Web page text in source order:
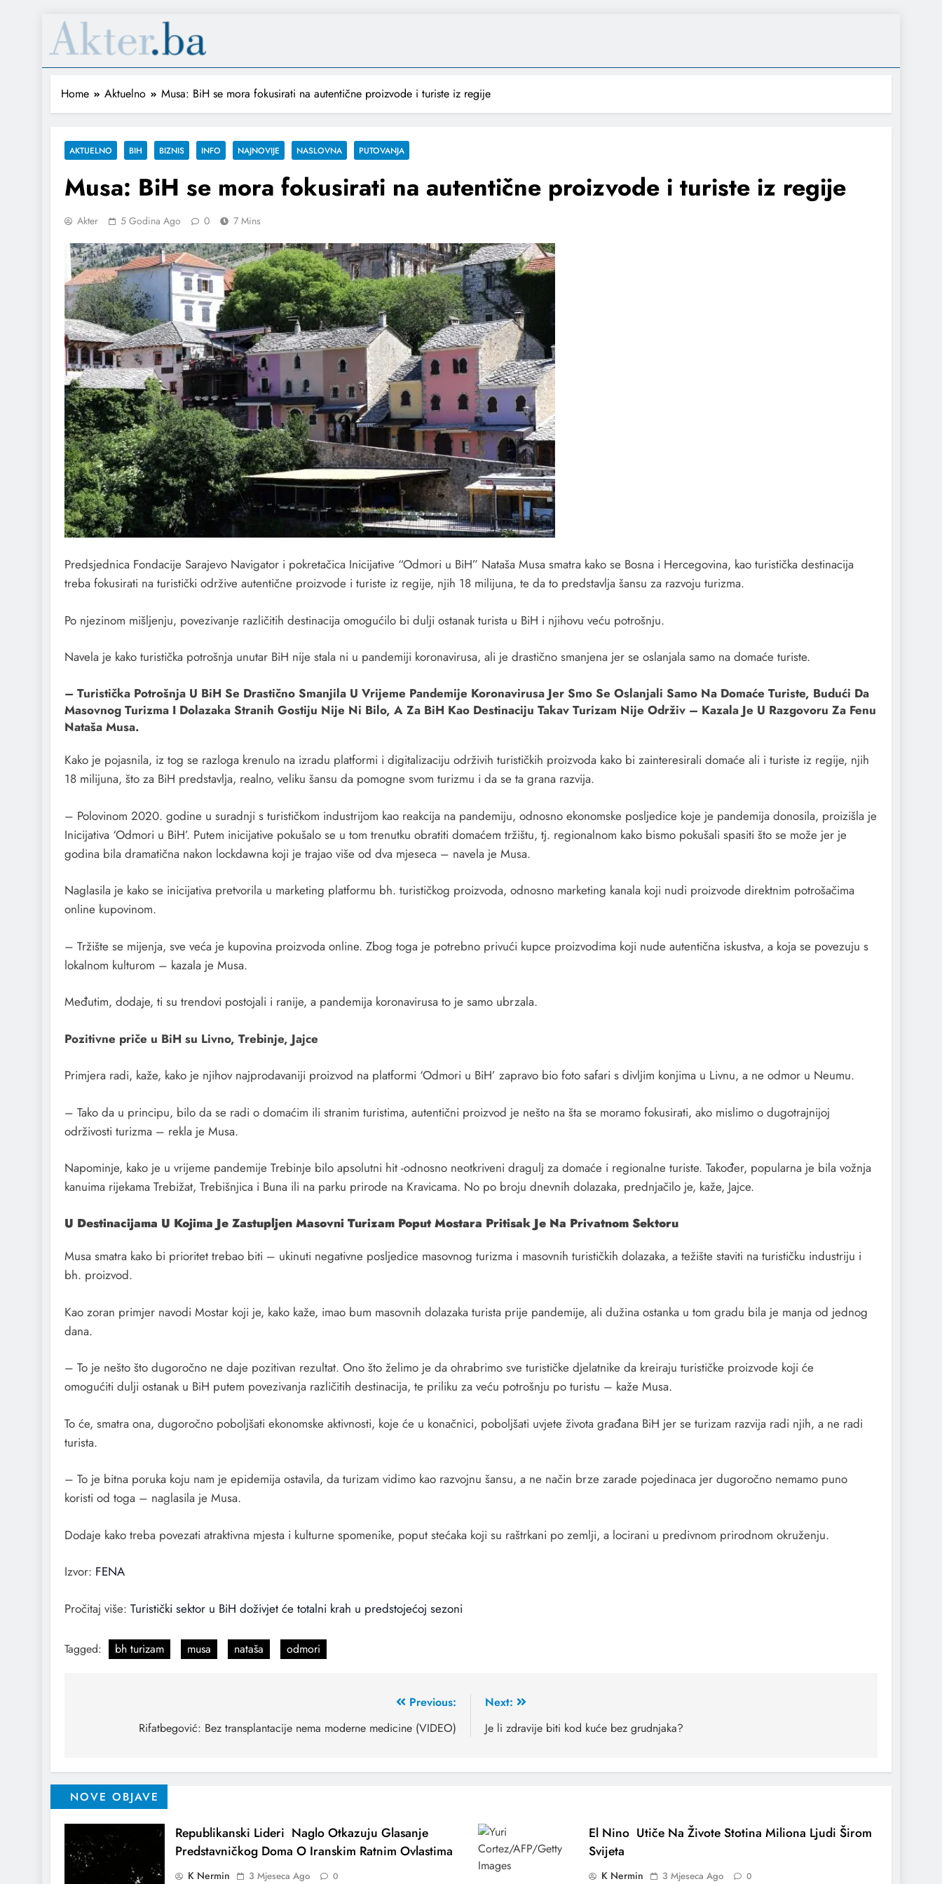
Home Aktuelno Musa: BiH se mora fokusirati na autentične proizvode i turiste iz regije
AKTUELNO BIH BIZNIS INFO NAJNOVIJE NASLOVNA PUTOVANJA
Musa: BiH se mora fokusirati na autentične proizvode i turiste iz regije
Akter 5 Godina Ago 0 7 Mins
Predsjednica Fondacije Sarajevo Navigator i pokretačica Inicijative “Odmori u BiH” Nataša Musa smatra kako se Bosna i Hercegovina, kao turistička destinacija
treba fokusirati na turistički održive autentične proizvode i turiste iz regije, njih 18 milijuna, te da to predstavlja šansu za razvoju turizma.
Po njezinom mišljenju, povezivanje različitih destinacija omogućilo bi dulji ostanak turista u BiH i njihovu veću potrošnju.
Navela je kako turistička potrošnja unutar BiH nije stala ni u pandemiji koronavirusa, ali je drastično smanjena jer se oslanjala samo na domaće turiste.
– Turistička Potrošnja U BiH Se Drastično Smanjila U Vrijeme Pandemije Koronavirusa Jer Smo Se Oslanjali Samo Na Domaće Turiste, Budući Da
Masovnog Turizma I Dolazaka Stranih Gostiju Nije Ni Bilo, A Za BiH Kao Destinaciju Takav Turizam Nije Održiv – Kazala Je U Razgovoru Za Fenu
Nataša Musa.
Kako je pojasnila, iz tog se razloga krenulo na izradu platformi i digitalizaciju održivih turističkih proizvoda kako bi zainteresirali domaće ali i turiste iz regije, njih
18 milijuna, što za BiH predstavlja, realno, veliku šansu da pomogne svom turizmu i da se ta grana razvija.
– Polovinom 2020. godine u suradnji s turističkom industrijom kao reakcija na pandemiju, odnosno ekonomske posljedice koje je pandemija donosila, proizišla je
Inicijativa ‘Odmori u BiH’. Putem inicijative pokušalo se u tom trenutku obratiti domaćem tržištu, tj. regionalnom kako bismo pokušali spasiti što se može jer je
godina bila dramatična nakon lockdawna koji je trajao više od dva mjeseca – navela je Musa.
Naglasila je kako se inicijativa pretvorila u marketing platformu bh. turističkog proizvoda, odnosno marketing kanala koji nudi proizvode direktnim potrošačima
online kupovinom.
– Tržište se mijenja, sve veća je kupovina proizvoda online. Zbog toga je potrebno privući kupce proizvodima koji nude autentična iskustva, a koja se povezuju s
lokalnom kulturom – kazala je Musa.
Međutim, dodaje, ti su trendovi postojali i ranije, a pandemija koronavirusa to je samo ubrzala.
Pozitivne priče u BiH su Livno, Trebinje, Jajce
Primjera radi, kaže, kako je njihov najprodavaniji proizvod na platformi ‘Odmori u BiH’ zapravo bio foto safari s divljim konjima u Livnu, a ne odmor u Neumu.
– Tako da u principu, bilo da se radi o domaćim ili stranim turistima, autentični proizvod je nešto na šta se moramo fokusirati, ako mislimo o dugotrajnijoj
održivosti turizma – rekla je Musa.
Napominje, kako je u vrijeme pandemije Trebinje bilo apsolutni hit -odnosno neotkriveni dragulj za domaće i regionalne turiste. Također, popularna je bila vožnja
kanuima rijekama Trebižat, Trebišnjica i Buna ili na parku prirode na Kravicama. No po broju dnevnih dolazaka, prednjačilo je, kaže, Jajce.
U Destinacijama U Kojima Je Zastupljen Masovni Turizam Poput Mostara Pritisak Je Na Privatnom Sektoru
Musa smatra kako bi prioritet trebao biti – ukinuti negativne posljedice masovnog turizma i masovnih turističkih dolazaka, a težište staviti na turističku industriju i
bh. proizvod.
Kao zoran primjer navodi Mostar koji je, kako kaže, imao bum masovnih dolazaka turista prije pandemije, ali dužina ostanka u tom gradu bila je manja od jednog
dana.
– To je nešto što dugoročno ne daje pozitivan rezultat. Ono što želimo je da ohrabrimo sve turističke djelatnike da kreiraju turističke proizvode koji će
omogućiti dulji ostanak u BiH putem povezivanja različitih destinacija, te priliku za veću potrošnju po turistu – kaže Musa.
To će, smatra ona, dugoročno poboljšati ekonomske aktivnosti, koje će u konačnici, poboljšati uvjete života građana BiH jer se turizam razvija radi njih, a ne radi
turista.
– To je bitna poruka koju nam je epidemija ostavila, da turizam vidimo kao razvojnu šansu, a ne način brze zarade pojedinaca jer dugoročno nemamo puno
koristi od toga – naglasila je Musa.
Dodaje kako treba povezati atraktivna mjesta i kulturne spomenike, poput stećaka koji su raštrkani po zemlji, a locirani u predivnom prirodnom okruženju.
Izvor: FENA
Pročitaj više: Turistički sektor u BiH doživjet će totalni krah u predstojećoj sezoni
Tagged: bh turizam musa nataša odmori
Previous:
Rifatbegović: Bez transplantacije nema moderne medicine (VIDEO)
Next:
Je li zdravije biti kod kuće bez grudnjaka?
NOVE OBJAVE
Republikanski Lideri Naglo Otkazuju Glasanje
Predstavničkog Doma O Iranskim Ratnim Ovlastima
K Nermin 3 Mjeseca Ago 0
El Nino Utiče Na Živote Stotina Miliona Ljudi Širom
Svijeta
K Nermin 3 Mjeseca Ago 0